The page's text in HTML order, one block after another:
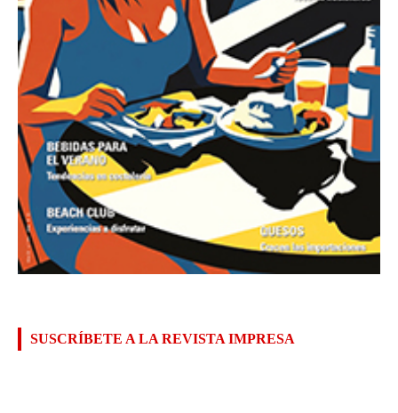
SUSCRÍBETE A LA REVISTA IMPRESA